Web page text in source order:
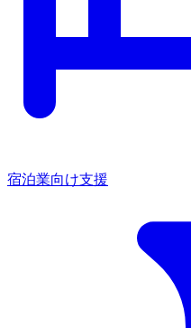
宿泊業向け支援